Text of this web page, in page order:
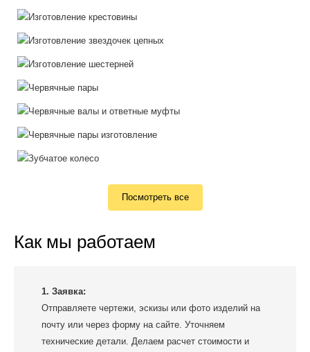
Посмотреть все
Как мы работаем
1. Заявка:
Отправляете чертежи, эскизы или фото изделий на
почту или через форму на сайте. Уточняем
технические детали. Делаем расчет стоимости и